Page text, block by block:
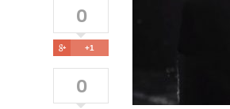
0
 +1
0